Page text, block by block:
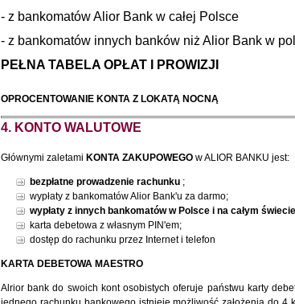
- z bankomatów Alior Bank w całej Polsce
- z bankomatów innych banków niż Alior Bank w
PEŁNA TABELA OPŁAT I PROWIZJI
OPROCENTOWANIE KONTA Z LOKATĄ NOCNĄ
4. KONTO WALUTOWE
Głównymi zaletami KONTA ZAKUPOWEGOw ALIOR BANKU jest:
bezpłatne prowadzenie rachunku;
wypłaty z bankomatów Alior Bank'u za darmo;
wypłaty z innych bankomatów w Polsce i na całym
karta debetowa z własnym PIN'em;
dostęp do rachunku przez Internet i telefon
KARTA DEBETOWA MAESTRO
Alrior bank do swoich kont osobistych oferuje państwu karty